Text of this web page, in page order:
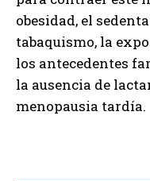
obesidad, el
tabaquismo, la
los antecedentes
la ausencia de
menopausia tardía.